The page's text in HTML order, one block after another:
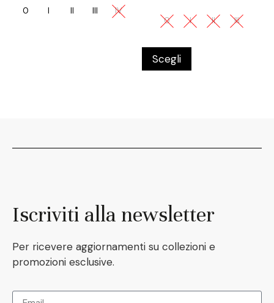
0 I II III IV
0 I II III
Scegli
Iscriviti alla newsletter
Per ricevere aggiornamenti su collezioni e
promozioni esclusive.